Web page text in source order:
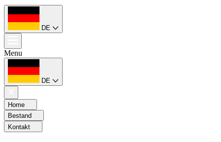
DE
Menu
DE
Home
Bestand
Kontakt